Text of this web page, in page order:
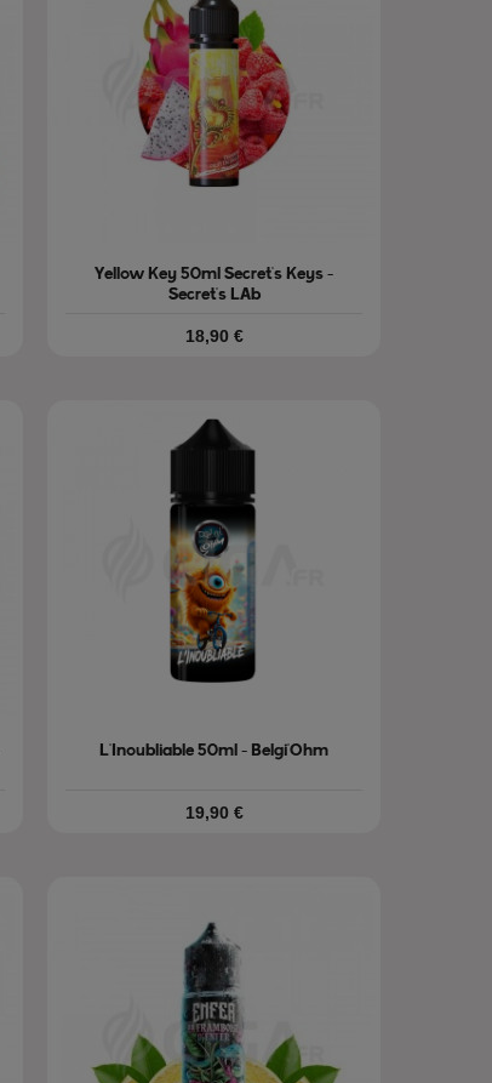
Yellow Key 50ml Secret's Keys -
Secret's LAb
Prix
18,90 €
L'Inoubliable 50ml - Belgi'Ohm
Prix
19,90 €